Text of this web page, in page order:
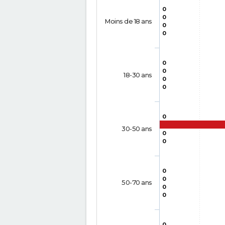
0
0
0
0
0
0
0
0
0
0
0
0
0
0
0
Moins de 18 ans
18-30 ans
30-50 ans
50-70 ans